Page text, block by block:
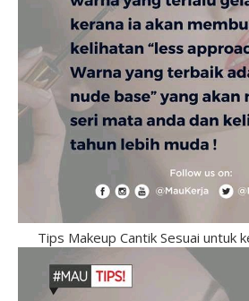
Tips Makeup Cantik Sesuai untuk